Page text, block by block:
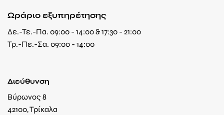
Ωράριο εξυπηρέτησης
Δε.-Τε.-Πα. 09:00 - 14:00 & 17:30 - 21:00
Τρ.-Πε.-Σα. 09:00 - 14:00
Διεύθυνση
Βύρωνος 8
42100, Τρίκαλα